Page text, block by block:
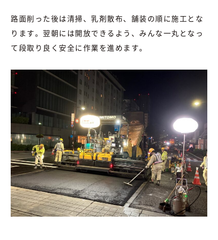
路面削った後は清掃、乳剤散布、舗装の順に施工とな
ります。翌朝には開放できるよう、みんな一丸となっ
て段取り良く安全に作業を進めます。